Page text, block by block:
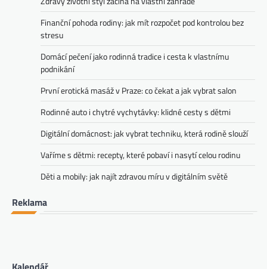
Finanční pohoda rodiny: jak mít rozpočet pod kontrolou bez
stresu
Domácí pečení jako rodinná tradice i cesta k vlastnímu
podnikání
První erotická masáž v Praze: co čekat a jak vybrat salon
Rodinné auto i chytré vychytávky: klidné cesty s dětmi
Digitální domácnost: jak vybrat techniku, která rodině slouží
Vaříme s dětmi: recepty, které pobaví i nasytí celou rodinu
Děti a mobily: jak najít zdravou míru v digitálním světě
Reklama